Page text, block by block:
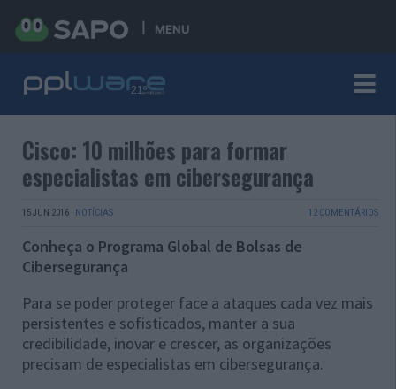
MENU
Cisco: 10 milhões para formar
especialistas em cibersegurança
15 JUN 2016 · NOTÍCIAS 12 COMENTÁRIOS
Conheça o Programa Global de Bolsas de
Cibersegurança
Para se poder proteger face a ataques cada vez mais
persistentes e sofisticados, manter a sua
credibilidade, inovar e crescer, as organizações
precisam de especialistas em cibersegurança.